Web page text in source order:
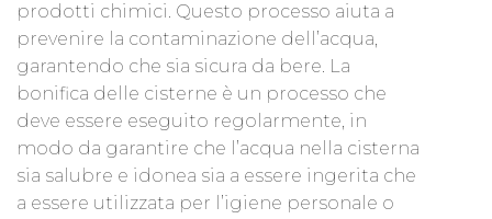
prodotti chimici. Questo processo aiuta a
prevenire la contaminazione dell’acqua,
garantendo che sia sicura da bere. La
bonifica delle cisterne è un processo che
deve essere eseguito regolarmente, in
modo da garantire che l’acqua nella cisterna
sia salubre e idonea sia a essere ingerita che
a essere utilizzata per l’igiene personale o